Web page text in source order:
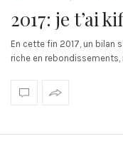
2017: je t’ai
En cette fin 2017, un bilan
riche en